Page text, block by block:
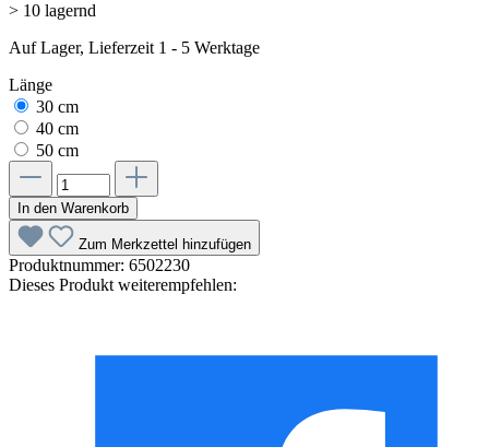
> 10 lagernd
Auf Lager, Lieferzeit 1 - 5 Werktage
Länge
30 cm
40 cm
50 cm
In den Warenkorb
Zum Merkzettel hinzufügen
Produktnummer: 6502230
Dieses Produkt weiterempfehlen: